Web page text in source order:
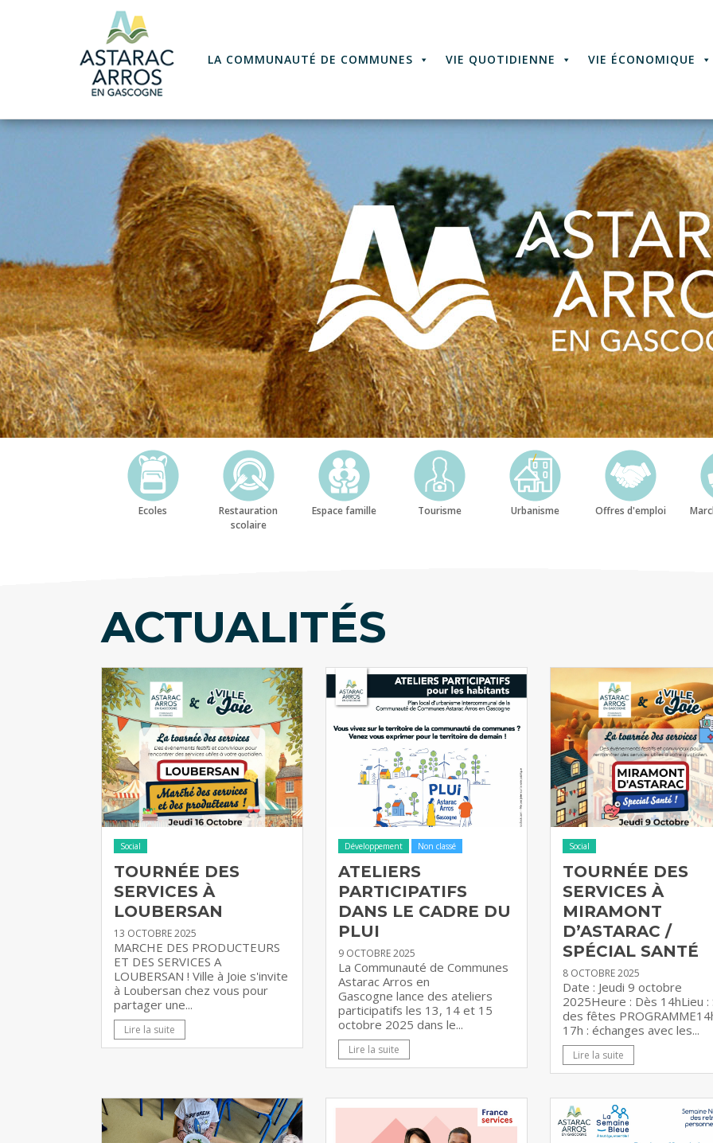
LA COMMUNAUTÉ DE COMMUNES VIE QUOTIDIENNE VIE ÉCONOMIQUE
Ecoles
Restauration
scolaire
Espace famille Tourisme
/
Urbanisme Offres d'emploi
ACTUALITÉS
Social
TOURNÉE DES
SERVICES À
LOUBERSAN
13 OCTOBRE 2025
MARCHE DES PRODUCTEURS
ET DES SERVICES A
LOUBERSAN ! Ville à Joie s'invite
à Loubersan chez vous pour
partager une...
Lire la suite
Développement Non classé
ATELIERS
PARTICIPATIFS
DANS LE CADRE DU
PLUI
9 OCTOBRE 2025
La Communauté de Communes
Astarac Arros en
Gascogne lance des ateliers
participatifs les 13, 14 et 15
octobre 2025 dans le...
Lire la suite
Social
TOURNÉE DES
SERVICES À
MIRAMONT
D’ASTARAC /
SPÉCIAL SANTÉ
8 OCTOBRE 2025
Date : Jeudi 9 octobre
2025Heure : Dès 14hLieu :
des fêtes
17h : échanges avec les...
Lire la suite